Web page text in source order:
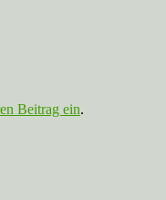
Beitrag ein.